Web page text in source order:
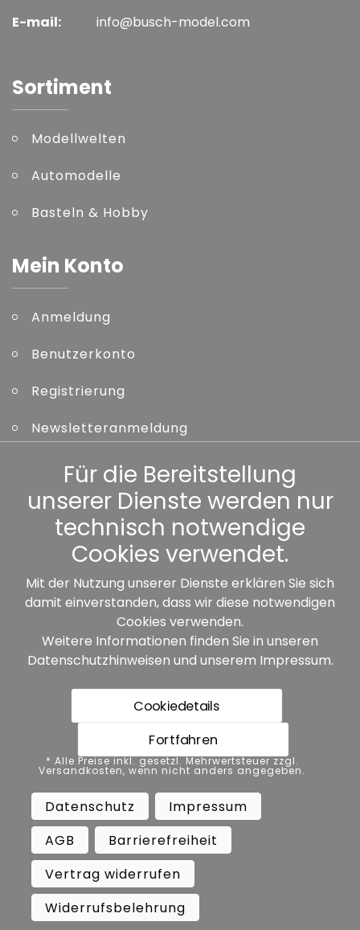
E-mail:
info@busch-model.com
Sortiment
Modellwelten
Automodelle
Basteln & Hobby
Mein Konto
Anmeldung
Benutzerkonto
Registrierung
Newsletteranmeldung
Kennwort vergessen
Sonstiges
Unsere Partner:
* Alle Preise inkl. gesetzl. Mehrwertsteuer zzgl.
Versandkosten, wenn nicht anders angegeben.
Datenschutz Impressum
Barrierefreiheit
Vertrag widerrufen
Widerrufsbelehrung
Copyright ©Busch.
All Rights Reserved.
Für die Bereitstellung
unserer Dienste werden nur
technisch notwendige
Cookies verwendet.
Mit der Nutzung unserer Dienste erklären Sie sich
damit einverstanden, dass wir diese notwendigen
Cookies verwenden.
Weitere Informationen finden Sie in unseren
Datenschutzhinweisen und unserem Impressum.
Cookiedetails
Fortfahren
* Alle Preise inkl. gesetzl. Mehrwertsteuer zzgl.
Versandkosten, wenn nicht anders angegeben.
Datenschutz
Impressum
AGB
Barrierefreiheit
Vertrag widerrufen
Widerrufsbelehrung